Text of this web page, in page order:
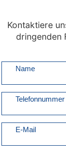
Kontaktiere
dringenden
Name
Telefonnummer
E-Mail